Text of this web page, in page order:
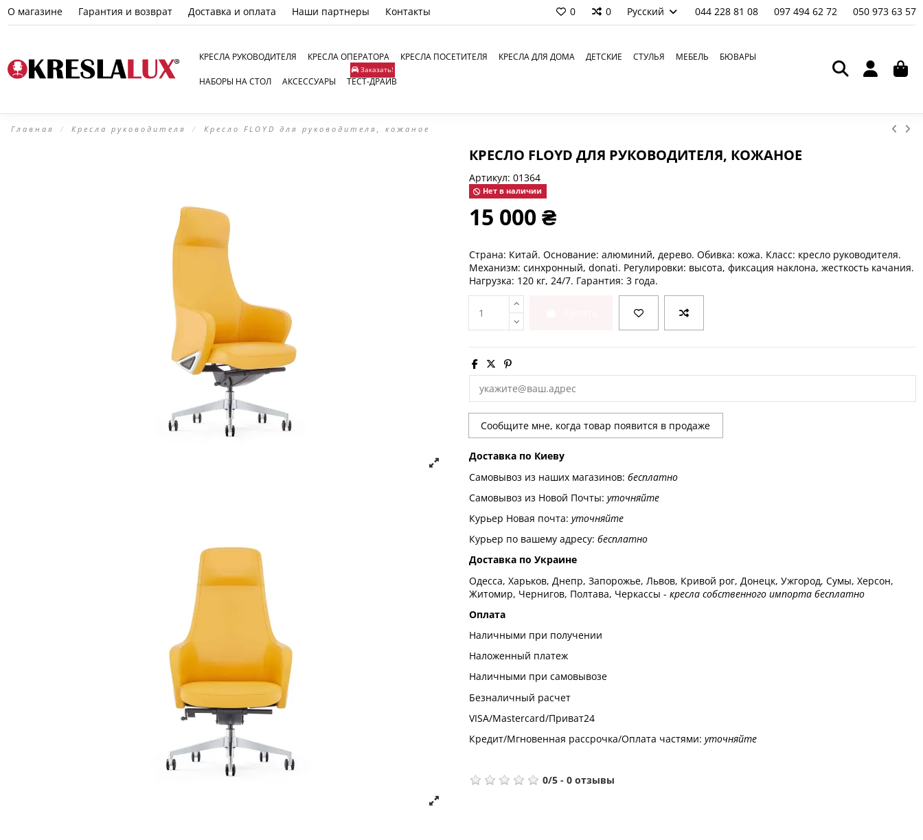
О магазине Гарантия и возврат Доставка и оплата Наши партнеры Контакты 0 0 Русский 044 228 81 08 097 494 62 72 050 973 63 57
КРЕСЛА РУКОВОДИТЕЛЯ КРЕСЛА ОПЕРАТОРА КРЕСЛА ПОСЕТИТЕЛЯ КРЕСЛА ДЛЯ ДОМА ДЕТСКИЕ СТУЛЬЯ МЕБЕЛЬ БЮВАРЫ
НАБОРЫ НА СТОЛ АКСЕССУАРЫ ТЕСТ-ДРАЙВ
Заказать!
Главная Кресла руководителя Кресло FLOYD для руководителя, кожаное
КРЕСЛО FLOYD ДЛЯ РУКОВОДИТЕЛЯ, КОЖАНОЕ
Артикул: 01364
Нет в наличии
15 000 ₴
Страна: Китай. Основание: алюминий, дерево. Обивка: кожа. Класс: кресло руководителя.
Механизм: синхронный, donati. Регулировки: высота, фиксация наклона, жесткость качания.
Нагрузка: 120 кг, 24/7. Гарантия: 3 года.
Доставка по Киеву
Самовывоз из наших магазинов: бесплатно
Самовывоз из Новой Почты: уточняйте
Курьер Новая почта: уточняйте
Курьер по вашему адресу: бесплатно
Доставка по Украине
Одесса, Харьков, Днепр, Запорожье, Львов, Кривой рог, Донецк, Ужгород, Сумы, Херсон,
Житомир, Чернигов, Полтава, Черкассы - кресла собственного импорта бесплатно
Оплата
Наличными при получении
Наложенный платеж
Наличными при самовывозе
Безналичный расчет
VISA/Mastercard/Приват24
Кредит/Мгновенная рассрочка/Оплата частями: уточняйте
0/5- 0 отзывы